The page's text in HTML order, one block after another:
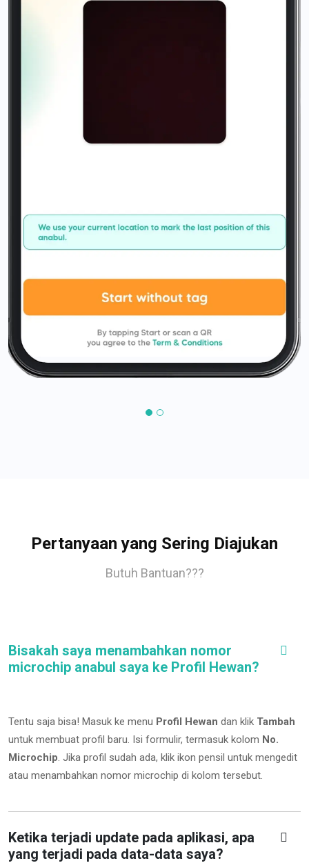
Pertanyaan yang Sering Diajukan
Butuh Bantuan???
Bisakah saya menambahkan nomor
microchip anabul saya ke Profil Hewan?
Tentu saja bisa! Masuk ke menu Profil Hewan dan klik Tambah
untuk membuat profil baru. Isi formulir, termasuk kolom No.
Microchip. Jika profil sudah ada, klik ikon pensil untuk mengedit
atau menambahkan nomor microchip di kolom tersebut.
Ketika terjadi update pada aplikasi, apa
yang terjadi pada data-data saya?